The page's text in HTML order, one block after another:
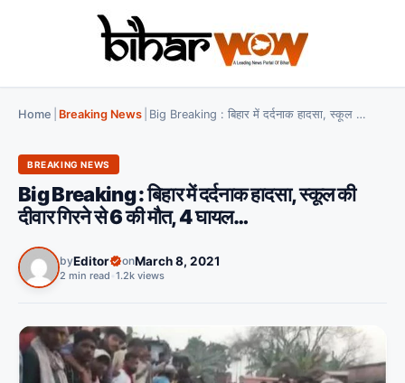
Home Breaking News Big Breaking : बिहार में दर्दनाक हादसा, स्कूल की दीवार गिरने से 6 की मौत, 4 घायल…
BREAKING NEWS
Big Breaking : बिहार में दर्दनाक हादसा, स्कूल की
दीवार गिरने से 6 की मौत, 4 घायल…
byEditor onMarch 8, 2021
2 min read 1.2k views